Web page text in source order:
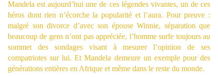
Mandela est aujourd’hui une de ces légendes vivantes, un de ces
héros dont rien n’écorche la popularité et l’aura. Pour preuve :
malgré son divorce d’avec son épouse Winnie, séparation que
beaucoup de gens n’ont pas appréciée, l’homme surfe toujours au
sommet des sondages visant à mesurer l’opinion de ses
compatriotes sur lui. Et Mandela demeure un exemple pour des
générations entières en Afrique et même dans le reste du monde.